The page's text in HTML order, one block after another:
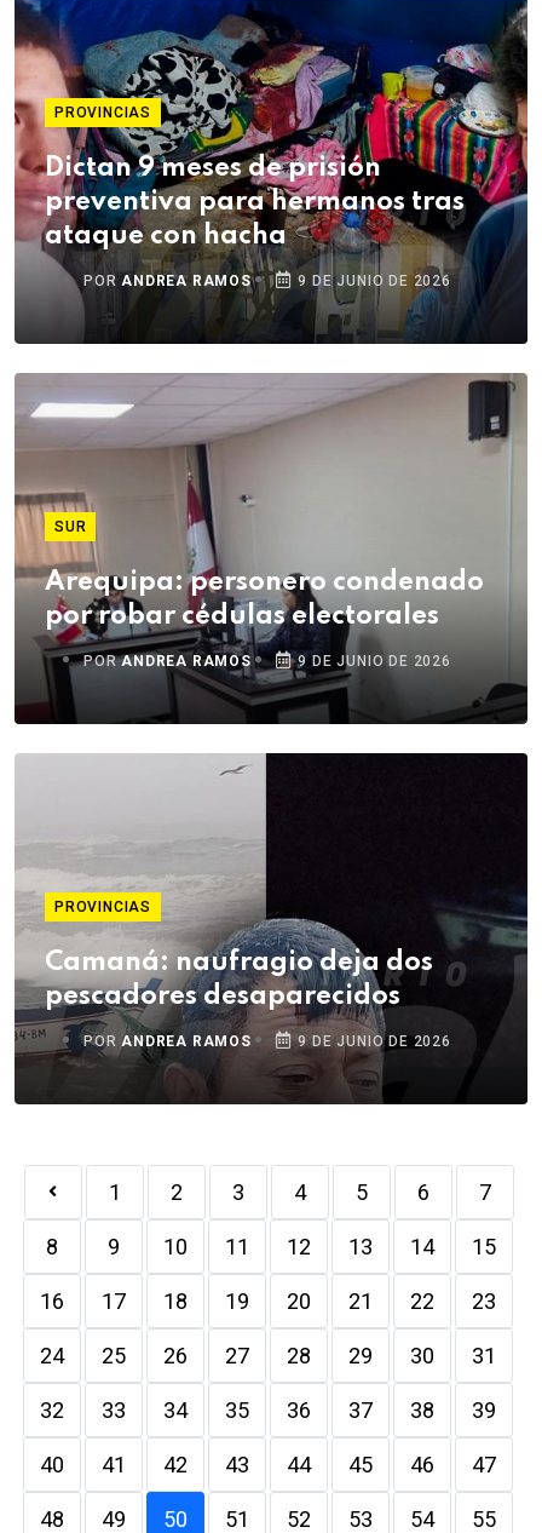
PROVINCIAS
Dictan 9 meses de prisión
preventiva para hermanos tras
ataque con hacha
PORANDREA RAMOS 9 DE JUNIO DE 2026
SUR
Arequipa: personero condenado
por robar cédulas electorales
PORANDREA RAMOS 9 DE JUNIO DE 2026
PROVINCIAS
Camaná: naufragio deja dos
pescadores desaparecidos
PORANDREA RAMOS 9 DE JUNIO DE 2026
1 2 3 4 5 6 7
8 9 10 11 12 13 14 15
16 17 18 19 20 21 22 23
24 25 26 27 28 29 30 31
32 33 34 35 36 37 38 39
40 41 42 43 44 45 46 47
48 49 50 51 52 53 54 55